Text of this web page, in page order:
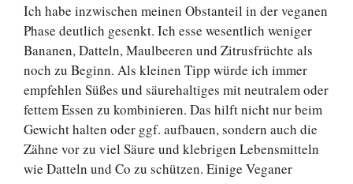
Ich habe inzwischen meinen Obstanteil in der veganen
Phase deutlich gesenkt. Ich esse wesentlich weniger
Bananen, Datteln, Maulbeeren und Zitrusfrüchte als
noch zu Beginn. Als kleinen Tipp würde ich immer
empfehlen Süßes und säurehaltiges mit neutralem oder
fettem Essen zu kombinieren. Das hilft nicht nur beim
Gewicht halten oder ggf. aufbauen, sondern auch die
Zähne vor zu viel Säure und klebrigen Lebensmitteln
wie Datteln und Co zu schützen. Einige Veganer